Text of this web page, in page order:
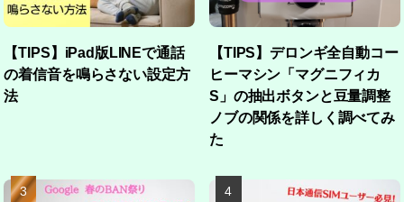
【TIPS】iPad版LINEで通話
の着信音を鳴らさない設定方
法
【TIPS】デロンギ全自動コー
ヒーマシン「マグニフィカ
S」の抽出ボタンと豆量調整
ノブの関係を詳しく調べてみ
た